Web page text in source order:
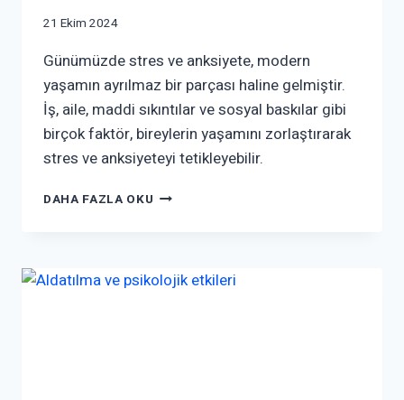
21 Ekim 2024
Günümüzde stres ve anksiyete, modern
yaşamın ayrılmaz bir parçası haline gelmiştir.
İş, aile, maddi sıkıntılar ve sosyal baskılar gibi
birçok faktör, bireylerin yaşamını zorlaştırarak
stres ve anksiyeteyi tetikleyebilir.
DAHA FAZLA OKU